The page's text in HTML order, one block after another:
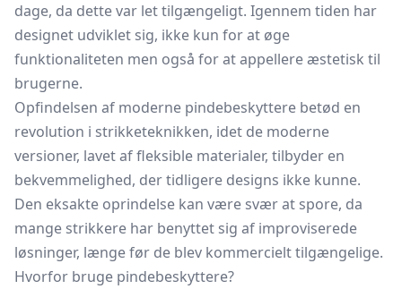
dage, da dette var let tilgængeligt. Igennem tiden har
designet udviklet sig, ikke kun for at øge
funktionaliteten men også for at appellere æstetisk til
brugerne.
Opfindelsen af moderne pindebeskyttere betød en
revolution i strikketeknikken, idet de moderne
versioner, lavet af fleksible materialer, tilbyder en
bekvemmelighed, der tidligere designs ikke kunne.
Den eksakte oprindelse kan være svær at spore, da
mange strikkere har benyttet sig af improviserede
løsninger, længe før de blev kommercielt tilgængelige.
Hvorfor bruge pindebeskyttere?